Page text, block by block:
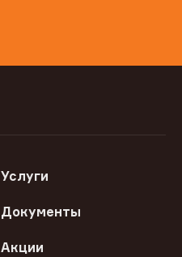
Услуги
Документы
Акции